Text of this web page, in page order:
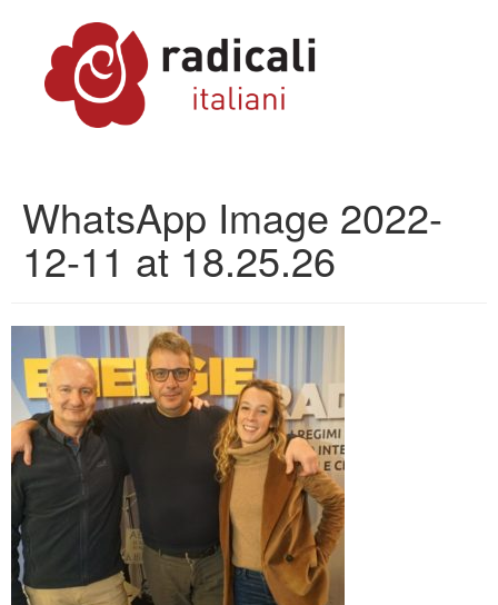
WhatsApp Image 2022-
12-11 at 18.25.26